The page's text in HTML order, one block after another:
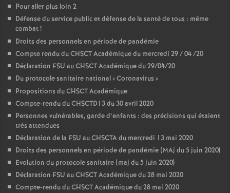
Pour aller plus loin 2
Défense du service public et défense de la santé de tous : même
combat!
Droits des personnels en période de pandémie
Compte rendu du CHSCT Académique du mercredi 29 / 04 /20
Déclaration FSU au CHSCT Académique du 29/04/20
Du protocole sanitaire national «Coronavirus »
Propositions du CHSCT Académique
Compte-rendu du CHSCTD13 du 30 avril 2020
Personnes vulnérables, garde d’enfants : des précisions qui étaient
très attendues
Déclaration de la FSU au CHSCTA du mercredi 13 mai 2020
Droits des personnels en période de pandémie (MAj du 5 juin 2020)
Evolution du protocole sanitaire (maj du 5 juin 2020)
Déclaration FSU au CHSCT Académique du 28 mai 2020
Compte-rendu du CHSCT Académique du 28 mai 2020